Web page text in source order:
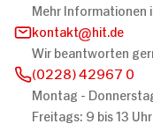
Mehr Informationen
kontakt
hit.de
Wir beantworten
(0228) 42967 0
Montag -
Freitags: 9 bis 13 Uhr